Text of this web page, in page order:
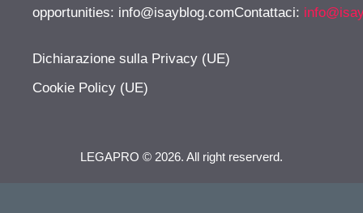
opportunities: info@isayblog.comContattaci:
Dichiarazione sulla Privacy (UE)
Cookie Policy (UE)
LEGAPRO © 2026. All right reserverd.